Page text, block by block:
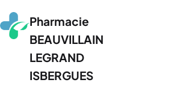
Pharmacie
BEAUVILLAIN
LEGRAND
ISBERGUES